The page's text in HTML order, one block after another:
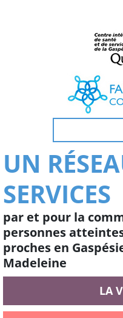
UN
SERVICES
par et pour la
personnes
proches en
Madeleine
LA